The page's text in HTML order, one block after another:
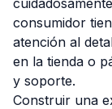
consumidor
atención al
en la tienda o
y soporte.
Construir una